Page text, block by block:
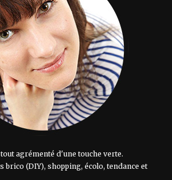
agrémenté d'une touche verte.
brico (DIY), shopping, écolo, tendance et